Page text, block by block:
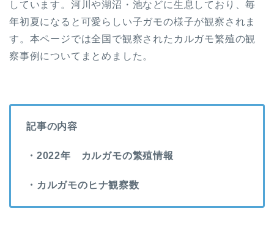
しています。河川や湖沼・池などに生息しており、毎
年初夏になると可愛らしい子ガモの様子が観察されま
す。本ページでは全国で観察されたカルガモ繁殖の観
察事例についてまとめました。
記事の内容
・2022年 カルガモの繁殖情報
・カルガモのヒナ観察数